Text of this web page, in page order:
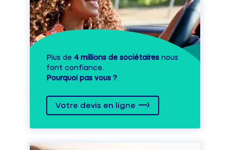
Plus de 4 millions de sociétaires nous
font confiance.
Pourquoi pas vous ?
Votre devis en ligne